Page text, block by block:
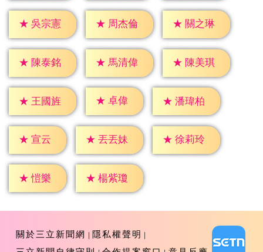
★ 吳宗憲 ★ 周杰倫 ★ 關之琳
★ 陳泰銘 ★ 馬清偉 ★ 陳美琪
★ 王國旌 ★ 卓偉 ★ 潘瑋柏
★ 宣云 ★ 丟丟妹 ★ 徐莉玲
★ 愷樂 ★ 楊紫瓊
關於三立新聞網
隱私權聲明